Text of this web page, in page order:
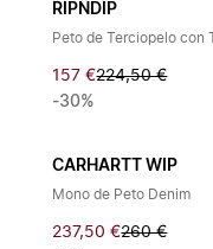
RIPNDIP
Peto de Terciopelo con
157 €224,50 €
-30%
CARHARTT WIP
Mono de Peto Denim
237,50 €260 €